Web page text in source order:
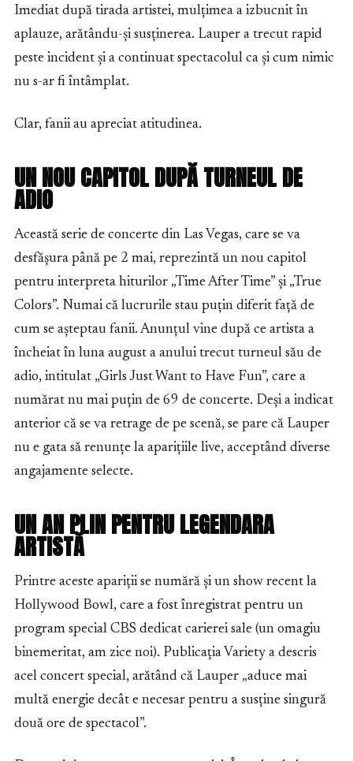
Imediat după tirada artistei, mulțimea a izbucnit în
aplauze, arătându-și susținerea. Lauper a trecut rapid
peste incident și a continuat spectacolul ca și cum nimic
nu s-ar fi întâmplat.
Clar, fanii au apreciat atitudinea.
UN NOU CAPITOL DUPĂ TURNEUL DE
ADIO
Această serie de concerte din Las Vegas, care se va
desfășura până pe 2 mai, reprezintă un nou capitol
pentru interpreta hiturilor „Time After Time” și „True
Colors”. Numai că lucrurile stau puțin diferit față de
cum se așteptau fanii. Anunțul vine după ce artista a
încheiat în luna august a anului trecut turneul său de
adio, intitulat „Girls Just Want to Have Fun”, care a
numărat nu mai puțin de 69 de concerte. Deși a indicat
anterior că se va retrage de pe scenă, se pare că Lauper
nu e gata să renunțe la aparițiile live, acceptând diverse
angajamente selecte.
UN AN PLIN PENTRU LEGENDARA
ARTISTĂ
Printre aceste apariții se numără și un show recent la
Hollywood Bowl, care a fost înregistrat pentru un
program special CBS dedicat carierei sale (un omagiu
binemeritat, am zice noi). Publicația Variety a descris
acel concert special, arătând că Lauper „aduce mai
multă energie decât e necesar pentru a susține singură
două ore de spectacol”.